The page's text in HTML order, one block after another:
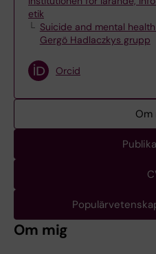
etik
Suicide and mental
Gergö Hadlaczkys grupp
Orcid
Om
Om mig